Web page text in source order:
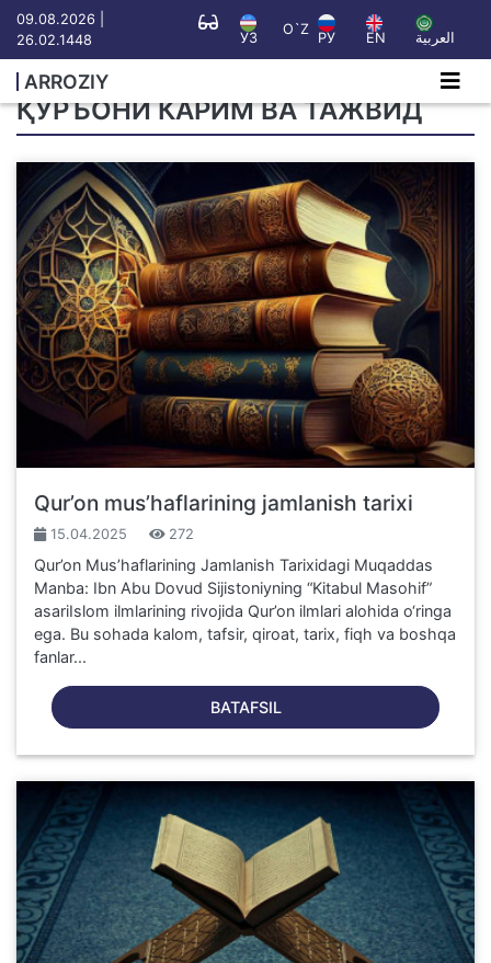
09.08.2026 |
26.02.1448
УЗ
O`Z
РУ EN العربية
ARROZIY
ҚУРЪОНИ КАРИМ ВА ТАЖВИД
Qur’on mus’haflarining jamlanish tarixi
15.04.2025 272
Qur’on Mus’haflarining Jamlanish Tarixidagi Muqaddas
Manba: Ibn Abu Dovud Sijistoniyning “Kitabul Masohif”
asariIslom ilmlarining rivojida Qur’on ilmlari alohida o‘ringa
ega. Bu sohada kalom, tafsir, qiroat, tarix, fiqh va boshqa
fanlar...
BATAFSIL